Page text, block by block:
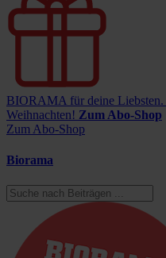
BIORAMA für deine Liebsten.
Weihnachten! Zum Abo-Shop
Zum Abo-Shop
Biorama